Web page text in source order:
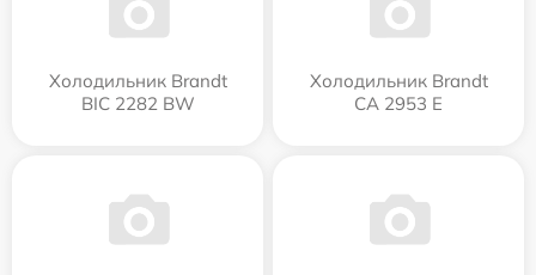
Холодильник Brandt
BIC 2282 BW
Холодильник Brandt
CA 2953 E